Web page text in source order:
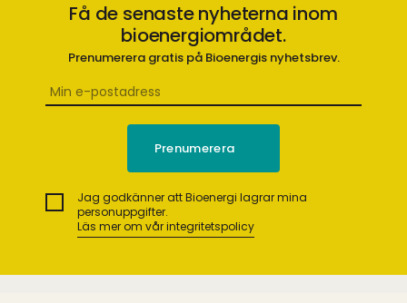
Få de senaste nyheterna inom
bioenergiområdet.
Prenumerera gratis på Bioenergis nyhetsbrev.
Jag godkänner att Bioenergi lagrar mina
personuppgifter.
Läs mer om vår integritetspolicy